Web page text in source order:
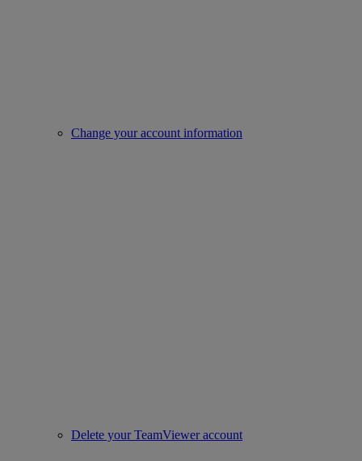
Change your account information
Delete your TeamViewer account